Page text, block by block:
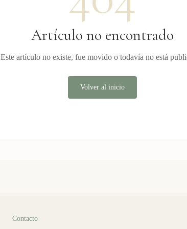
Artículo no encontrado
Este artículo no existe, fue movido o todavía no está
Volver al inicio
Contacto